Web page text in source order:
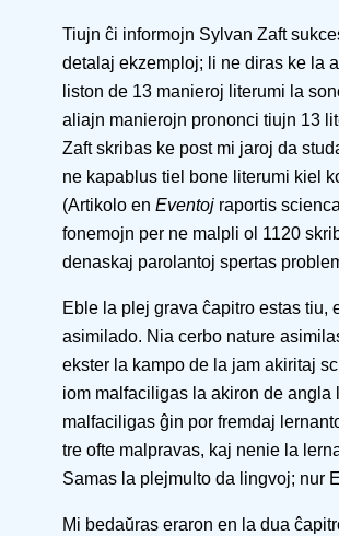
Tiujn ĉi informojn Sylvan Zaft
detalaj ekzemploj; li ne diras ke la
liston de 13 manieroj literumi la
aliajn manierojn prononci tiujn 13
Zaft skribas ke post mi jaroj da
ne kapablus tiel bone literumi kiel
(Artikolo en Eventoj raportis
fonemojn per ne malpli ol 1120
denaskaj parolantoj spertas
Eble la plej grava ĉapitro estas
asimilado. Nia cerbo nature
ekster la kampo de la jam akiritaj
iom malfaciligas la akiron de
malfaciligas ĝin por fremdaj
tre ofte malpravas, kaj nenie la
Samas la plejmulto da lingvoj; nur
Mi bedaŭras eraron en la dua